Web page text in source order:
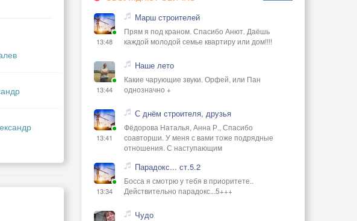
13:48
Марш строителей
Прям я под краном. Спасибо Анют. Даёшь
каждой молодой семье квартиру или дом!!!!
13:44
Наше лето
Какие чарующие звуки. Орфей, или Пан
однозначно +
13:41
С днём строителя, друзья
Фёдорова Наталья, Анна Р., Спасибо
соавторши. У меня с вами тоже подрядные
отношения. С наступающим
13:34
Парадокс... ст.5.2
Босса я смотрю у тебя в приоритете..
Действительно парадокс...5+++
Чудо